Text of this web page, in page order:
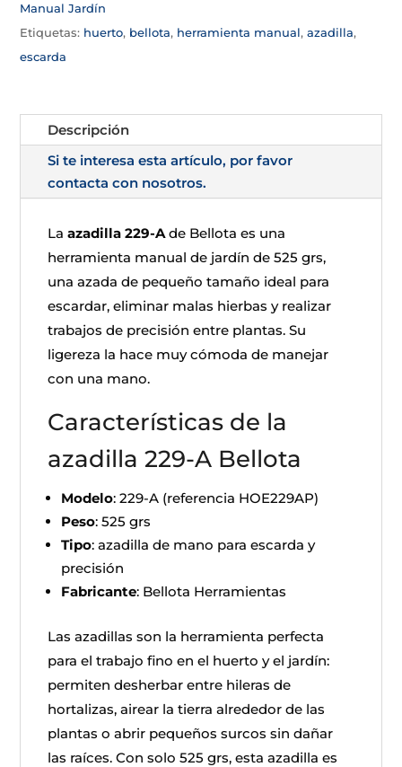
Manual Jardín
Etiquetas: huerto, bellota, herramienta manual,azadilla,
escarda
Descripción
Si te interesa esta artículo, por favor
contacta con nosotros.
Laazadilla 229-Ade Bellota es una
herramienta manual de jardín de 525 grs,
una azada de pequeño tamaño ideal para
escardar, eliminar malas hierbas y realizar
trabajos de precisión entre plantas. Su
ligereza la hace muy cómoda de manejar
con una mano.
Características de la
azadilla 229-A Bellota
Modelo: 229-A (referencia HOE229AP)
Peso: 525 grs
Tipo: azadilla de mano para escarda y
precisión
Fabricante: Bellota Herramientas
Las azadillas son la herramienta perfecta
para el trabajo fino en el huerto y el jardín:
permiten desherbar entre hileras de
hortalizas, airear la tierra alrededor de las
plantas o abrir pequeños surcos sin dañar
las raíces. Con solo 525 grs, esta azadilla es